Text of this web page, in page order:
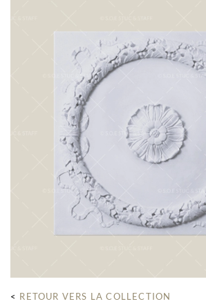
< RETOUR VERS LA COLLECTION